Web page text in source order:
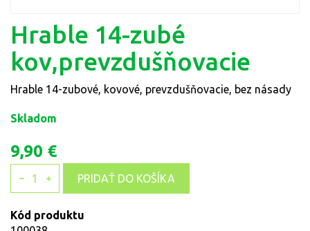
Hrable 14-zubé
kov,prevzdušňovacie
Hrable 14-zubové, kovové, prevzdušňovacie, bez násady
Skladom
9,90 €
1 PRIDAŤ DO KOŠÍKA
Kód produktu